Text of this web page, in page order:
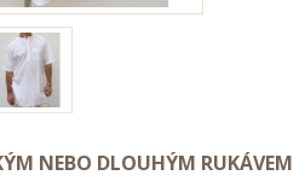
NEBO DLOUHÝM RUKÁVEM